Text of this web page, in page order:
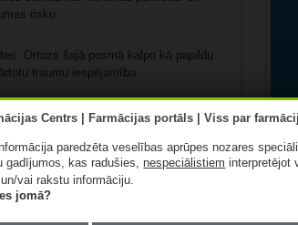
risku.
Ortoze šajā posmā kalpo kā papildu
traumu iespējamību.
ortozi pēc
atveseļošanos, tās izvēlei jābūt rūpīgi
atveseļošanās posma un pacienta
paredzēta veselības aprūpes nozares
gadījumos, kas radušies,nespeciālistiem interpretējot
vai rakstu informāciju.
jomā?